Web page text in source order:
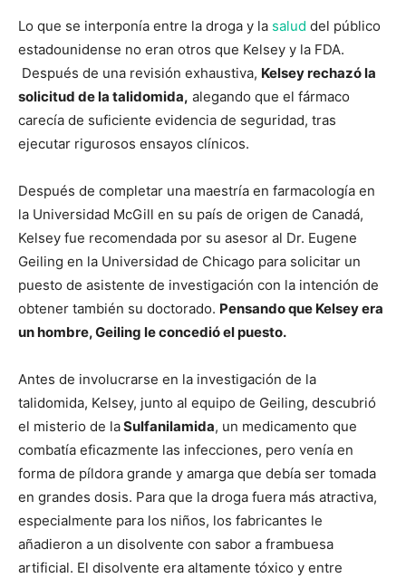
Lo que se interponía entre la droga y la salud del público
estadounidense no eran otros que Kelsey y la FDA.
Después de una revisión exhaustiva, Kelsey rechazó la
solicitud de la talidomida, alegando que el fármaco
carecía de suficiente evidencia de seguridad, tras
ejecutar rigurosos ensayos clínicos.
Después de completar una maestría en farmacología en
la Universidad McGill en su país de origen de Canadá,
Kelsey fue recomendada por su asesor al Dr. Eugene
Geiling en la Universidad de Chicago para solicitar un
puesto de asistente de investigación con la intención de
obtener también su doctorado. Pensando que Kelsey era
un hombre, Geiling le concedió el puesto.
Antes de involucrarse en la investigación de la
talidomida, Kelsey, junto al equipo de Geiling, descubrió
el misterio de laSulfanilamida, un medicamento que
combatía eficazmente las infecciones, pero venía en
forma de píldora grande y amarga que debía ser tomada
en grandes dosis. Para que la droga fuera más atractiva,
especialmente para los niños, los fabricantes le
añadieron a un disolvente con sabor a frambuesa
artificial. El disolvente era altamente tóxico y entre